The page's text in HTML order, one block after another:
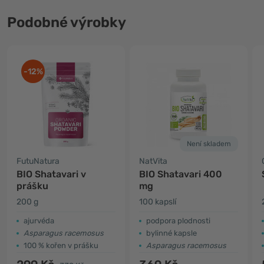
Podobné výrobky
-12%
FutuNatura
BIO Shatavari v
prášku
200 g
ajurvéda
Asparagus racemosus
100 % kořen v prášku
Není skladem
NatVita
BIO Shatavari 400
mg
100 kapslí
podpora plodnosti
bylinné kapsle
Asparagus racemosus